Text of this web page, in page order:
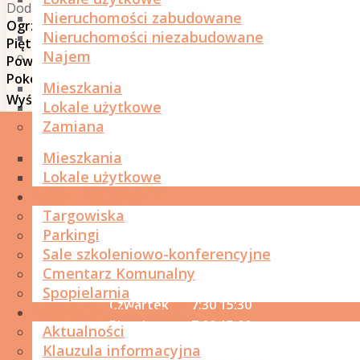
Nieruchomości zabudowane
Nieruchomości niezabudowane
Najem
Mieszkania
Lokale użytkowe
Zamiana
Mieszkania
Lokale użytkowe
Targowiska
Parkingi
Sale szkoleniowo-konferencyjne
Cmentarz Komunalny
Spopielarnia
NASZA DZIAŁALNOŚĆ
Aktualności
Klauzula informacyjna
Dodane 2026-04-20
Ogrzewanie: Centralne -Gazowe
Piętro: Drugie
Powierzchnia: 83,30 m²
Pokoje : 3
Wyświetlono:115
GODZINY OTWARCIA SIEDZIBY
SPÓŁKI
Wtorek
8:0016:00
Środa
7:30
Czwartek
7:3015:30
Piątek
7:0015:00